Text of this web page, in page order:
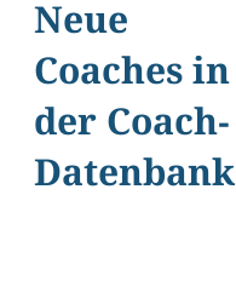
Neue
Coaches in
der Coach-
Datenbank